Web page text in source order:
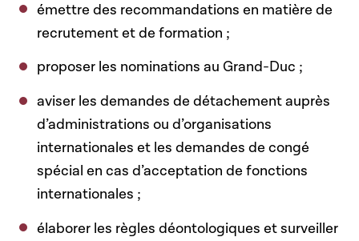
émettre des recommandations en matière de
recrutement et de formation ;
proposer les nominations au Grand-Duc ;
aviser les demandes de détachement auprès
d’administrations ou d’organisations
internationales et les demandes de congé
spécial en cas d’acceptation de fonctions
internationales ;
élaborer les règles déontologiques et surveiller